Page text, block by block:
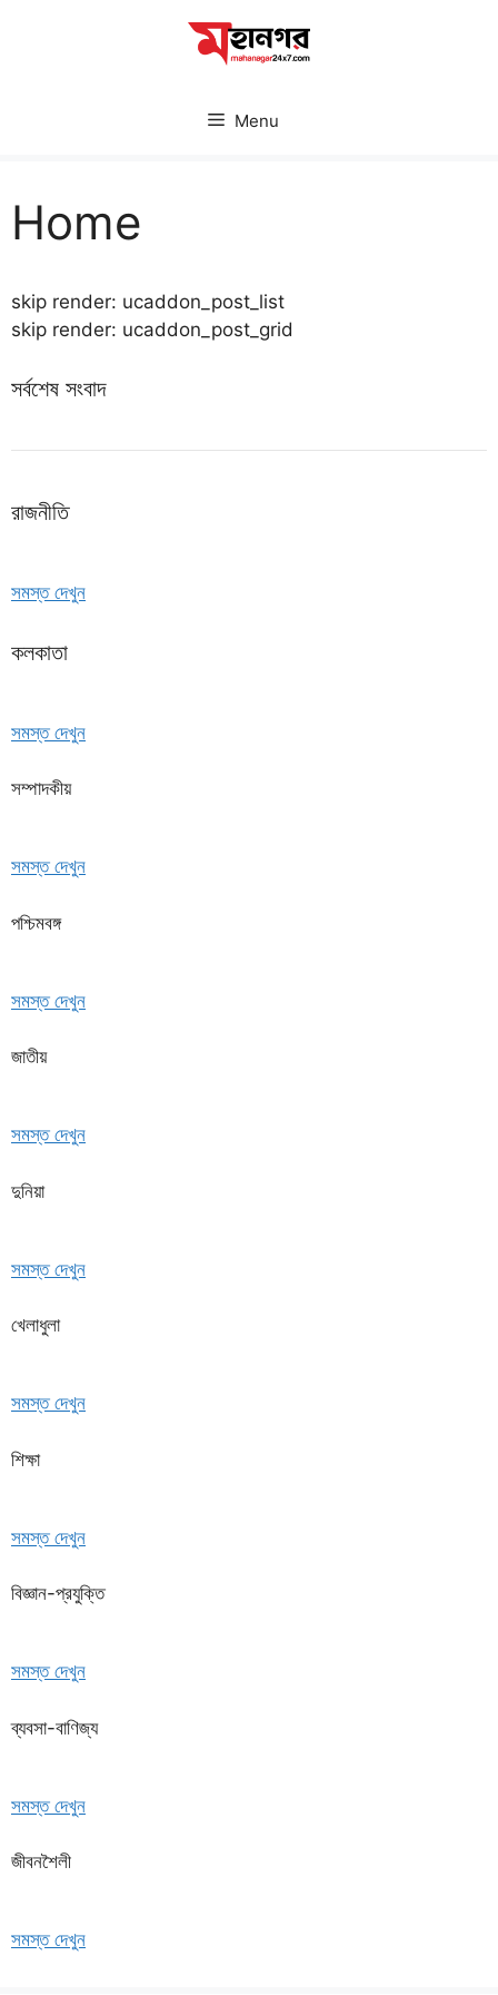
Menu
Home
skip render: ucaddon_post_list
skip render: ucaddon_post_grid
সর্বশেষ সংবাদ
রাজনীতি
সমস্ত দেখুন
কলকাতা
সমস্ত দেখুন
সম্পাদকীয়
সমস্ত দেখুন
পশ্চিমবঙ্গ
সমস্ত দেখুন
জাতীয়
সমস্ত দেখুন
দুনিয়া
সমস্ত দেখুন
খেলাধুলা
সমস্ত দেখুন
শিক্ষা
সমস্ত দেখুন
বিজ্ঞান-প্রযুক্তি
সমস্ত দেখুন
ব্যবসা-বাণিজ্য
সমস্ত দেখুন
জীবনশৈলী
সমস্ত দেখুন